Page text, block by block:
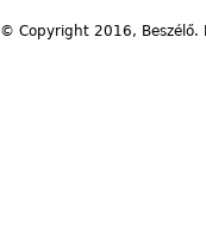
© Copyright 2016,